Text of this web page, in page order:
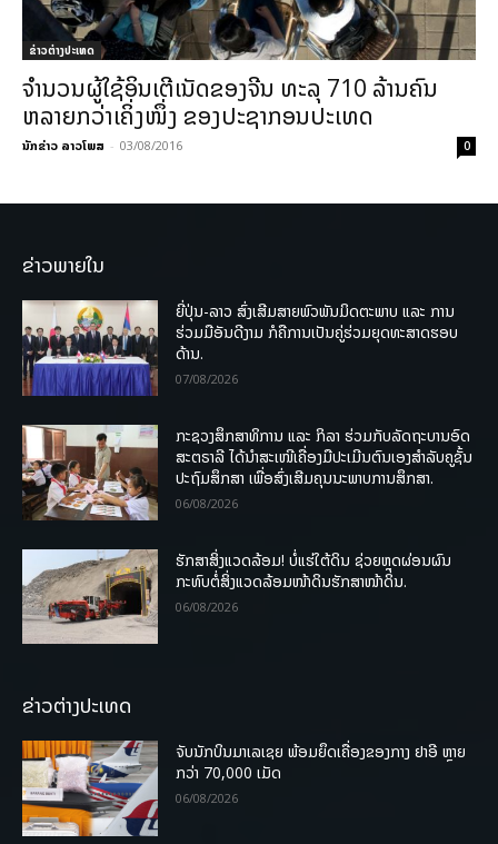
ຂ່າວຕ່າງປະເທດ
ຈຳນວນຜູ້ໃຊ້ອິນເຕີເນັດຂອງຈີນ ທະລຸ 710 ລ້ານຄົນ
ຫລາຍກວ່າເຄິ່ງໜຶ່ງ ຂອງປະຊາກອນປະເທດ
ນັກຂ່າວ ລາວໂພສ - 03/08/2016 0
ຂ່າວພາຍໃນ
ຍີ່ປຸ່ນ-ລາວ ສົ່ງເສີມສາຍພົວພັນມິດຕະພາບ ແລະ ການ
ຮ່ວມມືອັນດີງາມ ກໍຄືການເປັນຄູ່ຮ່ວມຍຸດທະສາດຮອບ
ດ້ານ.
07/08/2026
ກະຊວງສຶກສາທິການ ແລະ ກິລາ ຮ່ວມກັບລັດຖະບານອົດ
ສະຕຣາລີ ໄດ້ນຳສະເໜີເຄື່ອງມືປະເມີນຕົນເອງສຳລັບຄູຊັ້ນ
ປະຖົມສຶກສາ ເພື່ອສົ່ງເສີມຄຸນນະພາບການສຶກສາ.
06/08/2026
ຮັກສາສິ່ງແວດລ້ອມ! ບໍ່ແຮ່ໃຕ້ດິນ ຊ່ວຍຫຼຸດຜ່ອນຜົນ
ກະທົບຕໍ່ສິ່ງແວດລ້ອມໜ້າດິນຮັກສາໜ້າດິນ.
06/08/2026
ຂ່າວຕ່າງປະເທດ
ຈັບນັກບິນມາເລເຊຍ ພ້ອມຍຶດເຄື່ອງຂອງກາງ ຢາອີ ຫຼາຍ
ກວ່າ 70,000 ເມັດ
06/08/2026